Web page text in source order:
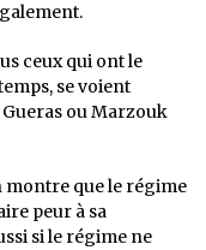
ceux qui ont le
se voient
ou Marzouk
montre que le régime
peur à sa
si le régime ne